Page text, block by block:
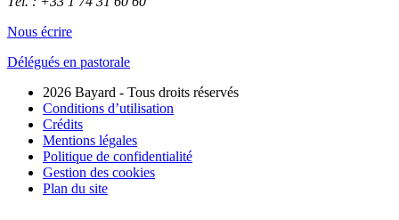
Nous écrire
Délégués en pastorale
2026 Bayard - Tous droits réservés
Conditions d’utilisation
Crédits
Mentions légales
Politique de confidentialité
Gestion des cookies
Plan du site